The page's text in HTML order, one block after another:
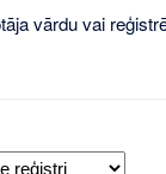
vārdu vai